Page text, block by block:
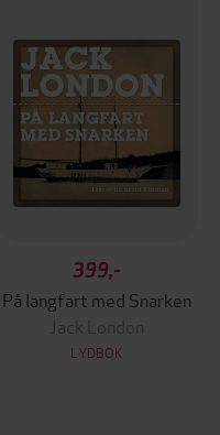
399,-
På langfart med Snarken
Jack London
LYDBOK